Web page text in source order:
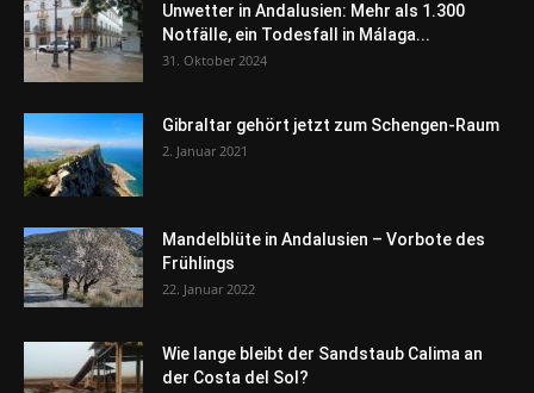
Unwetter in Andalusien: Mehr als 1.300
Notfälle, ein Todesfall in Málaga...
31. Oktober 2024
Gibraltar gehört jetzt zum Schengen-Raum
2. Januar 2021
Mandelblüte in Andalusien – Vorbote des
Frühlings
22. Januar 2022
Wie lange bleibt der Sandstaub Calima an
der Costa del Sol?